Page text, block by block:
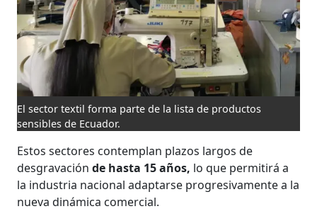
El sector textil forma parte de la lista de productos
sensibles de Ecuador.
Estos sectores contemplan plazos largos de
desgravaciónde hasta 15 años, lo que permitirá a
la industria nacional adaptarse progresivamente a la
nueva dinámica comercial.